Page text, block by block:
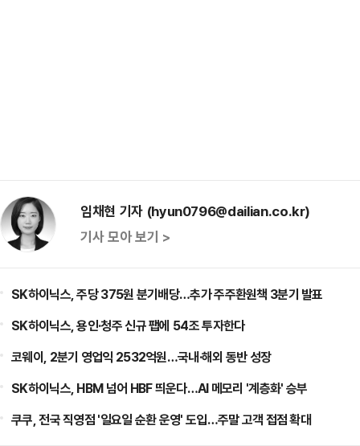
임채현 기자 (hyun0796@dailian.co.kr)
기사 모아 보기 >
SK하이닉스, 주당 375원 분기배당…추가 주주환원책 3분기 발표
SK하이닉스, 용인·청주 신규 팹에 54조 투자한다
코웨이, 2분기 영업익 2532억원…국내·해외 동반 성장
SK하이닉스, HBM 넘어 HBF 띄운다…AI 메모리 '계층화' 승부
쿠쿠, 전국 직영점 '일요일 순환 운영' 도입…주말 고객 접점 확대